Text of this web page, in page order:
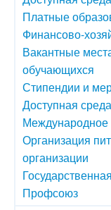
Платные
Финансово-
Вакантные
обучающихся
Стипендии и
Доступная среда
Международное
Организация
организации
Профсоюз